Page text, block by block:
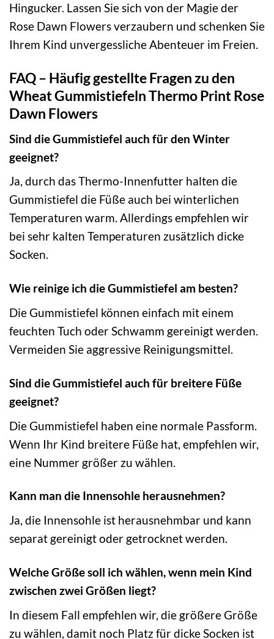
Hingucker. Lassen Sie sich von der Magie der
Rose Dawn Flowers verzaubern und schenken Sie
Ihrem Kind unvergessliche Abenteuer im Freien.
FAQ – Häufig gestellte Fragen zu den
Wheat Gummistiefeln Thermo Print Rose
Dawn Flowers
Sind die Gummistiefel auch für den Winter
geeignet?
Ja, durch das Thermo-Innenfutter halten die
Gummistiefel die Füße auch bei winterlichen
Temperaturen warm. Allerdings empfehlen wir
bei sehr kalten Temperaturen zusätzlich dicke
Socken.
Wie reinige ich die Gummistiefel am besten?
Die Gummistiefel können einfach mit einem
feuchten Tuch oder Schwamm gereinigt werden.
Vermeiden Sie aggressive Reinigungsmittel.
Sind die Gummistiefel auch für breitere Füße
geeignet?
Die Gummistiefel haben eine normale Passform.
Wenn Ihr Kind breitere Füße hat, empfehlen wir,
eine Nummer größer zu wählen.
Kann man die Innensohle herausnehmen?
Ja, die Innensohle ist herausnehmbar und kann
separat gereinigt oder getrocknet werden.
Welche Größe soll ich wählen, wenn mein Kind
zwischen zwei Größen liegt?
In diesem Fall empfehlen wir, die größere Größe
zu wählen, damit noch Platz für dicke Socken ist